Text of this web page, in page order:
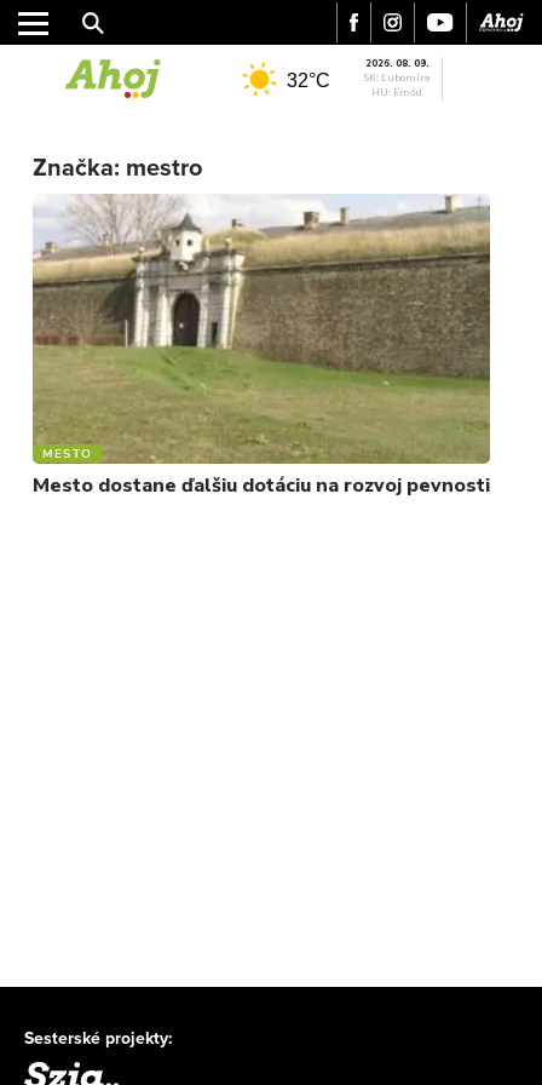
ŠPORT
KULTÚRA
FOTKY
VIDEO
MIX
32°C
2026. 08. 09.
SK: Ľubomíra
HU: Emőd
Značka: mestro
MESTO
Mesto dostane ďalšiu dotáciu na rozvoj pevnosti
Sesterské projekty: